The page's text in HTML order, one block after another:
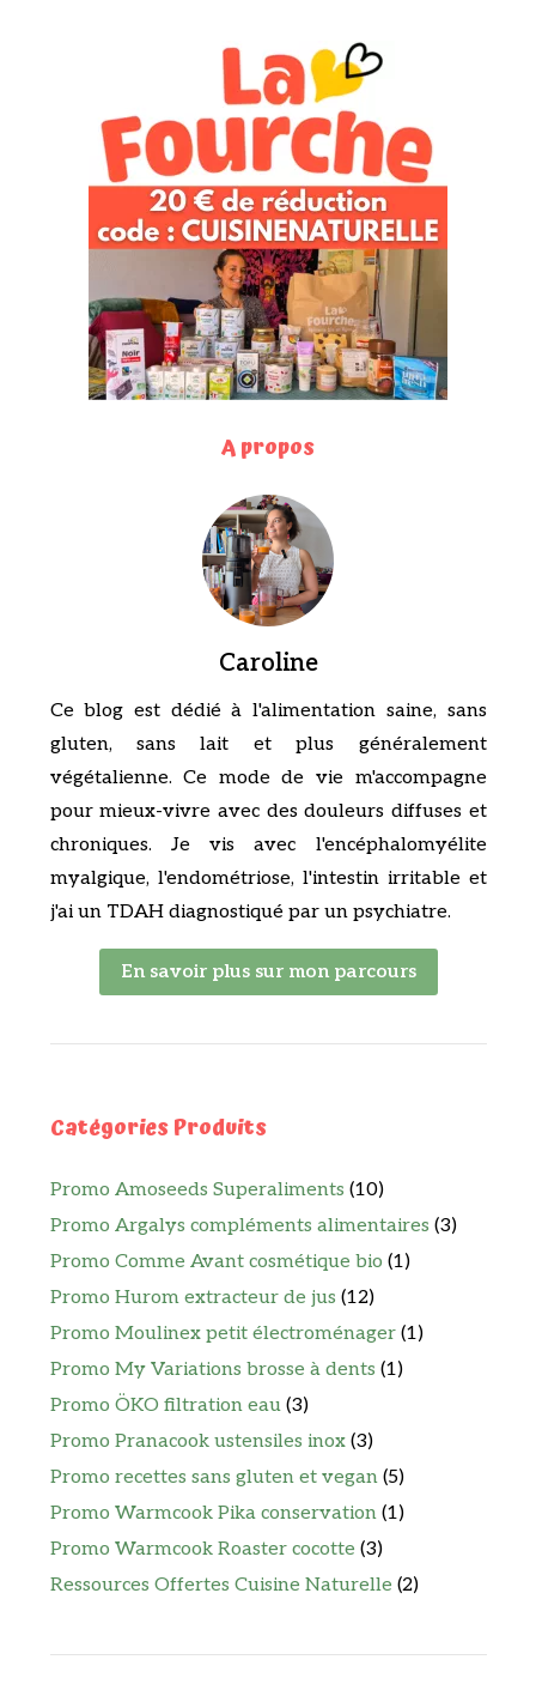
A propos
Caroline
Ce blog est dédié à l'alimentation saine, sans
gluten, sans lait et plus généralement
végétalienne. Ce mode de vie m'accompagne
pour mieux-vivre avec des douleurs diffuses et
chroniques. Je vis avec l'encéphalomyélite
myalgique, l'endométriose, l'intestin irritable et
j'ai un TDAH diagnostiqué par un psychiatre.
En savoir plus sur mon parcours
Catégories Produits
Promo Amoseeds Superaliments (10)
Promo Argalys compléments alimentaires (3)
Promo Comme Avant cosmétique bio (1)
Promo Hurom extracteur de jus (12)
Promo Moulinex petit électroménager (1)
Promo My Variations brosse à dents (1)
Promo ÖKO filtration eau (3)
Promo Pranacook ustensiles inox (3)
Promo recettes sans gluten et vegan (5)
Promo Warmcook Pika conservation (1)
Promo Warmcook Roaster cocotte (3)
Ressources Offertes Cuisine Naturelle (2)